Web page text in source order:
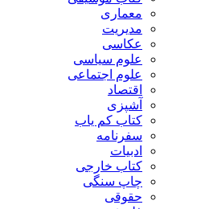
معماری
مدیریت
عکاسی
علوم سیاسی
علوم اجتماعی
اقتصاد
آشپزی
کتاب کم یاب
سفرنامه
ادبیات
کتاب خارجی
چاپ سنگی
حقوقی